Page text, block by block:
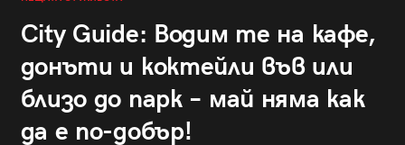
City Guide: Водим те на кафе,
донъти и коктейли във или
близо до парк – май няма как
да е по-добър!